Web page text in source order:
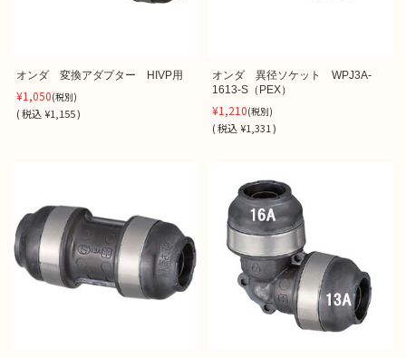
オンダ 変換アダプター HIVP用
¥1,050(税別)
(税込¥1,155 )
オンダ 異径ソケット WPJ3A-
1613-S（PEX）
¥1,210(税別)
(税込 ¥1,331 )